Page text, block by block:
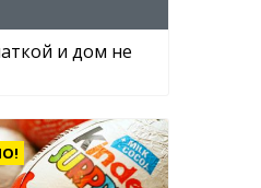
и дом не